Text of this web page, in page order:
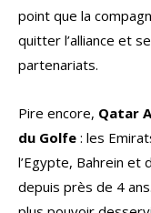
point que la
quitter l’alliance et
partenariats.
Pire encore, Qatar
du Golfe : les
l’Egypte, Bahrein et
depuis près de 4